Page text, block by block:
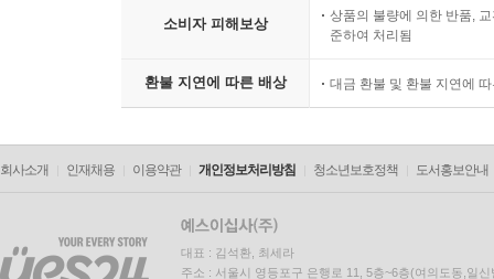
소비자 피해보상
상품의 불량에 의한 반품,
준하여 처리됨
환불 지연에 따른 배상 대금 환불 및 환불 지연에
회사소개 인재채용 이용약관 개인정보처리방침 청소년보호정책 도서홍보안내
대표 : 김석환, 최세라
주소 : 서울시 영등포구 은행로 11, 5층~6층(여의도동,일신